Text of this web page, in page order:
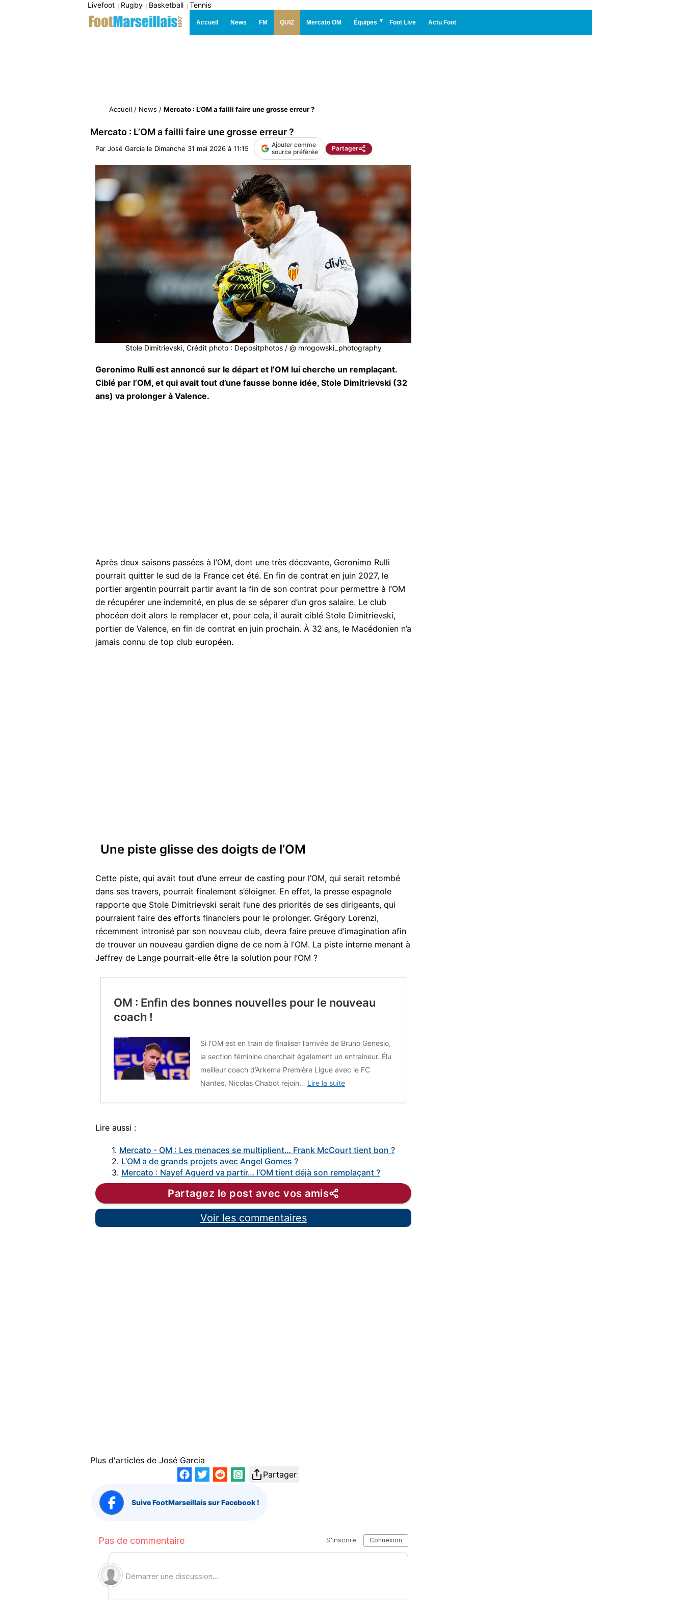
Livefoot | Rugby | Basketball | Tennis
Accueil News FM QUIZ Mercato OM Équipes Foot Live Actu Foot
Accueil / News / Mercato : L’OM a failli faire une grosse erreur ?
Mercato : L’OM a failli faire une grosse erreur ?
Par José Garcia le Dimanche 31 mai 2026 à 11:15
Ajouter comme
source préférée
Partager
Stole Dimitrievski, Crédit photo : Depositphotos / @ mrogowski_photography
Geronimo Rulli est annoncé sur le départ et l’OM lui cherche un remplaçant.
Ciblé par l’OM, et qui avait tout d’une fausse bonne idée, Stole Dimitrievski (32
ans) va prolonger à Valence.
Après deux saisons passées à l’OM, dont une très décevante, Geronimo Rulli
pourrait quitter le sud de la France cet été. En fin de contrat en juin 2027, le
portier argentin pourrait partir avant la fin de son contrat pour permettre à l’OM
de récupérer une indemnité, en plus de se séparer d’un gros salaire. Le club
phocéen doit alors le remplacer et, pour cela, il aurait ciblé Stole Dimitrievski,
portier de Valence, en fin de contrat en juin prochain. À 32 ans, le Macédonien n’a
jamais connu de top club européen.
Une piste glisse des doigts de l’OM
Cette piste, qui avait tout d’une erreur de casting pour l’OM, qui serait retombé
dans ses travers, pourrait finalement s’éloigner. En effet, la presse espagnole
rapporte que Stole Dimitrievski serait l’une des priorités de ses dirigeants, qui
pourraient faire des efforts financiers pour le prolonger. Grégory Lorenzi,
récemment intronisé par son nouveau club, devra faire preuve d’imagination afin
de trouver un nouveau gardien digne de ce nom à l’OM. La piste interne menant à
Jeffrey de Lange pourrait-elle être la solution pour l’OM ?
OM : Enfin des bonnes nouvelles pour le nouveau
coach !
Si l’OM est en train de finaliser l’arrivée de Bruno Genesio,
la section féminine cherchait également un entraîneur. Élu
meilleur coach d’Arkema Première Ligue avec le FC
Nantes, Nicolas Chabot rejoin… Lire la suite
Lire aussi :
1. Mercato - OM : Les menaces se multiplient… Frank McCourt tient bon ?
2. L’OM a de grands projets avec Angel Gomes ?
3. Mercato : Nayef Aguerd va partir… l’OM tient déjà son remplaçant ?
Partagez le post avec vos amis
Voir les commentaires
Plus d'articles de José Garcia
Partager
Suive FootMarseillais sur Facebook !